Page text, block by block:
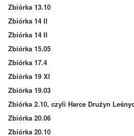
Zbiórka 13.10
Zbiórka 14 II
Zbiórka 14 II
Zbiórka 15.05
Zbiórka 17.4
Zbiórka 19 XI
Zbiórka 19.03
Zbiórka 2.10, czyli Harce Drużyn
Zbiórka 20.06
Zbiórka 20.10